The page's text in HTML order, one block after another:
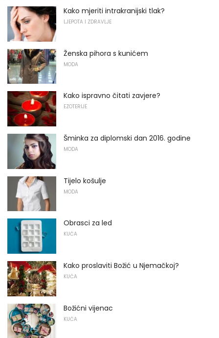
Kako mjeriti intrakranijski tlak?
LJEPOTA I ZDRAVLJE
Ženska pihora s kunićem
MODA
Kako ispravno čitati zavjere?
EZOTERIJE
Šminka za diplomski dan 2016. godine
MODA
Tijelo košulje
MODA
Obrasci za led
KUĆA
Kako proslaviti Božić u Njemačkoj?
KUĆA
Božićni vijenac
KUĆA